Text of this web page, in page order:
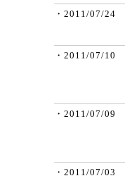
・2011/07/24
・2011/07/10
・2011/07/09
・2011/07/03